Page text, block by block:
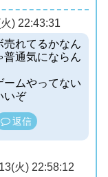
) 22:43:31
売れてるかなん
普通気にならん
ームやってない
いぞ
返信
火) 22:58:12